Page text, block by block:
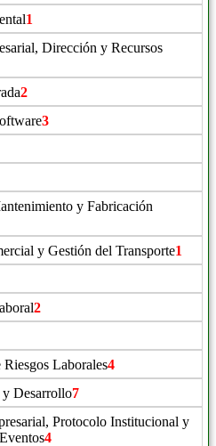
1
Dirección y Recursos
2
3
y Fabricación
y Gestión del Transporte1
2
Laborales4
y Desarrollo7
Protocolo Institucional y
4